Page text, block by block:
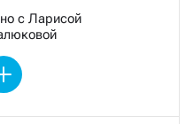
с Ларисой